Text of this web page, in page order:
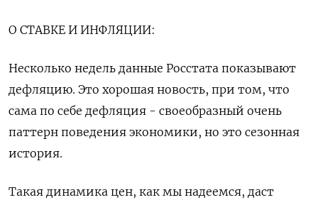
О СТАВКЕ И ИНФЛЯЦИИ:
Несколько недель данные Росстата показывают
дефляцию. Это хорошая новость, при том, что
сама по себе дефляция - своеобразный очень
паттерн поведения экономики, но это сезонная
история.
Такая динамика цен, как мы надеемся, даст